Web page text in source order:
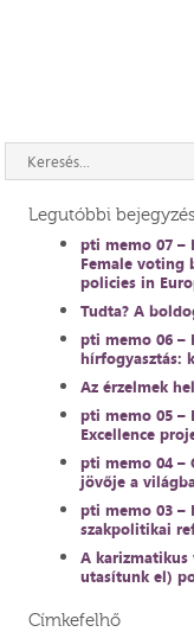
Legutóbbi
pti memo 07 –
Female voting
policies in
Tudta? A
pti memo 06 –
hírfogyasztás:
Az érzelmek
pti memo 05 –
Excellence
pti memo 04 –
jövője a
pti memo 03 –
szakpolitikai
A
utasítunk el)
Címkefelhő